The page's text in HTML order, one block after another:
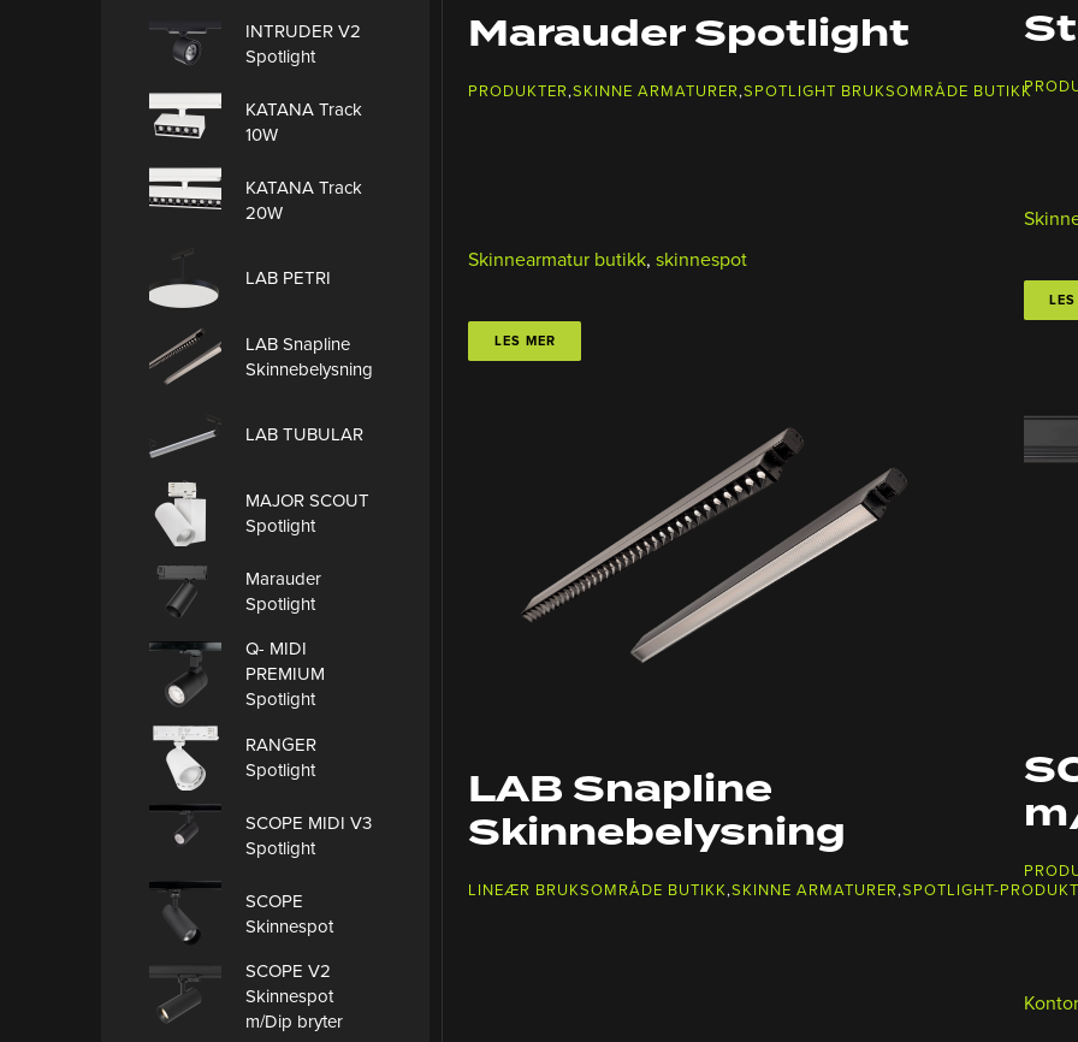
Marauder Spotlight
PRODUKTER,SKINNE ARMATURER,SPOTLIGHT BRUKSOMRÅDE BUTIKK
Skinnearmatur butikk, skinnespot
LES MER
LAB Snapline
Skinnebelysning
LINEÆR BRUKSOMRÅDE BUTIKK,SKINNE ARMATURER,SPOTLIGHT-
INTRUDER V2
Spotlight
KATANA Track
10W
KATANA Track
20W
LAB PETRI
LAB Snapline
Skinnebelysning
LAB TUBULAR
MAJOR SCOUT
Spotlight
Marauder
Spotlight
Q- MIDI
PREMIUM
Spotlight
RANGER
Spotlight
SCOPE MIDI V3
Spotlight
SCOPE
Skinnespot
SCOPE V2
Skinnespot
m/Dip bryter